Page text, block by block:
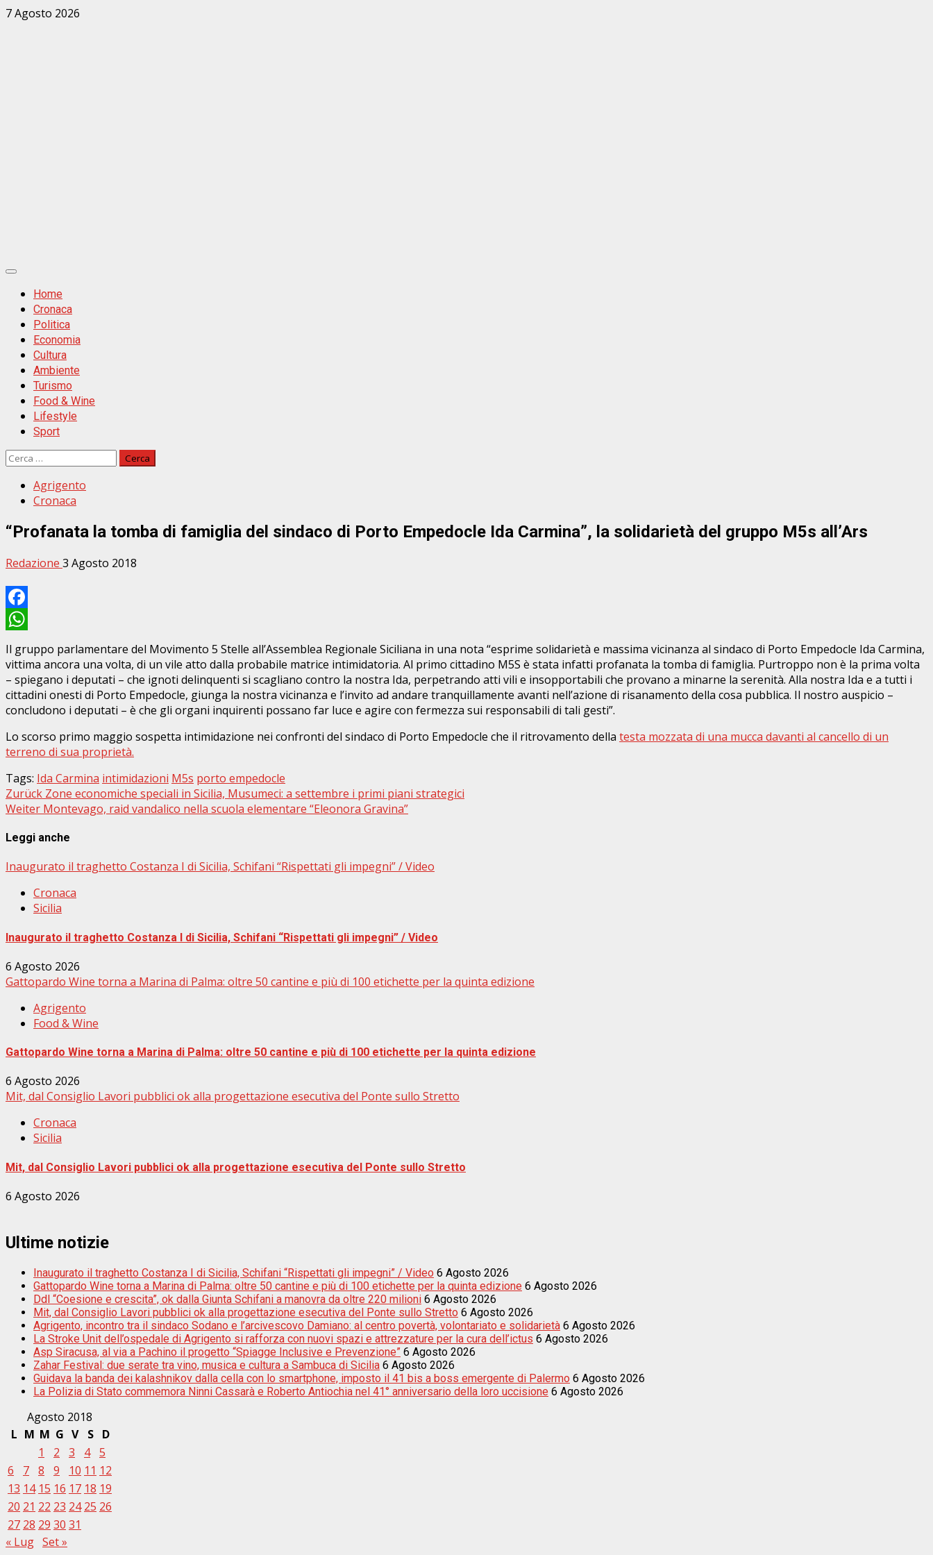
Zum
7 Agosto 2026
Primäres
MenüHome
Cronaca
Politica
Economia
Cultura
Ambiente
Turismo
Food & Wine
Lifestyle
Sport
Ricerca
Agrigento
Cronaca
“Profanata la tomba di famiglia del sindaco di Porto Empedocle Ida Carmina”, la solidarietà del gruppo M5s all’Ars
Redazione 3 Agosto 2018
Facebook
WhatsApp
Il gruppo parlamentare del Movimento 5 Stelle all’Assemblea Regionale Siciliana in una nota “esprime solidarietà e massima vicinanza al sindaco di Porto Empedocle Ida Carmina,
vittima ancora una volta, di un vile atto dalla probabile matrice intimidatoria. Al primo cittadino M5S è stata infatti profanata la tomba di famiglia. Purtroppo non è la prima volta
– spiegano i deputati – che ignoti delinquenti si scagliano contro la nostra Ida, perpetrando atti vili e insopportabili che provano a minarne la serenità. Alla nostra Ida e a tutti i
cittadini onesti di Porto Empedocle, giunga la nostra vicinanza e l’invito ad andare tranquillamente avanti nell’azione di risanamento della cosa pubblica. Il nostro auspicio –
concludono i deputati – è che gli organi inquirenti possano far luce e agire con fermezza sui responsabili di tali gesti”.
Lo scorso primo maggio sospetta intimidazione nei confronti del sindaco di Porto Empedocle che il ritrovamento della testa mozzata di una mucca davanti al cancello di un
terreno di sua proprietà.
Tags: Ida Carmina intimidazioni M5s porto empedocle
Beitragsnavigation
Zurück Zone economiche speciali in Sicilia, Musumeci: a settembre i primi piani strategici
Weiter Montevago, raid vandalico nella scuola elementare “Eleonora Gravina”
Leggi anche
Inaugurato il traghetto Costanza I di Sicilia, Schifani “Rispettati gli impegni” / Video
Cronaca
Sicilia
Inaugurato il traghetto Costanza I di Sicilia, Schifani “Rispettati gli impegni” / Video
6 Agosto 2026
Gattopardo Wine torna a Marina di Palma: oltre 50 cantine e più di 100 etichette per la quinta edizione
Agrigento
Food & Wine
Gattopardo Wine torna a Marina di Palma: oltre 50 cantine e più di 100 etichette per la quinta edizione
6 Agosto 2026
Mit, dal Consiglio Lavori pubblici ok alla progettazione esecutiva del Ponte sullo Stretto
Cronaca
Sicilia
Mit, dal Consiglio Lavori pubblici ok alla progettazione esecutiva del Ponte sullo Stretto
6 Agosto 2026
Ultime notizie
Inaugurato il traghetto Costanza I di Sicilia, Schifani “Rispettati gli impegni” / Video 6 Agosto 2026
Gattopardo Wine torna a Marina di Palma: oltre 50 cantine e più di 100 etichette per la quinta edizione 6 Agosto 2026
Ddl “Coesione e crescita”, ok dalla Giunta Schifani a manovra da oltre 220 milioni 6 Agosto 2026
Mit, dal Consiglio Lavori pubblici ok alla progettazione esecutiva del Ponte sullo Stretto 6 Agosto 2026
Agrigento, incontro tra il sindaco Sodano e l’arcivescovo Damiano: al centro povertà, volontariato e solidarietà 6 Agosto 2026
La Stroke Unit dell’ospedale di Agrigento si rafforza con nuovi spazi e attrezzature per la cura dell’ictus 6 Agosto 2026
Asp Siracusa, al via a Pachino il progetto “Spiagge Inclusive e Prevenzione” 6 Agosto 2026
Zahar Festival: due serate tra vino, musica e cultura a Sambuca di Sicilia 6 Agosto 2026
Guidava la banda dei kalashnikov dalla cella con lo smartphone, imposto il 41 bis a boss emergente di Palermo 6 Agosto 2026
La Polizia di Stato commemora Ninni Cassarà e Roberto Antiochia nel 41° anniversario della loro uccisione 6 Agosto 2026
Agosto 2018
L M M G V S
D
1
2 3 4 5
6
7 8 9 10 11 12
13 14 15 16 17 18 19
20 21 22 23 24 25 26
27 28 29 30 31
« Lug Set »